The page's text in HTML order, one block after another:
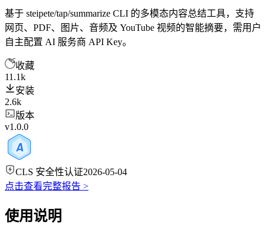
基于 steipete/tap/summarize CLI 的多模态内容总结工具，支持
网页、PDF、图片、音频及 YouTube 视频的智能摘要，需用户
自主配置 AI 服务商 API Key。
收藏
11.1k
安装
2.6k
版本
v1.0.0
CLS 安全性认证2026-05-04
点击查看完整报告 >
使用说明